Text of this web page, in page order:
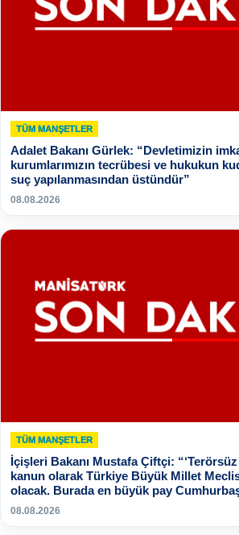
TÜM MANŞETLER
Adalet Bakanı Gürlek: “Devletimizin
kurumlarımızın tecrübesi ve hukukun
suç yapılanmasından üstündür”
08.08.2026
TÜM MANŞETLER
İçişleri Bakanı Mustafa Çiftçi:
kanun olarak Türkiye Büyük Millet
olacak. Burada en büyük pay
08.08.2026